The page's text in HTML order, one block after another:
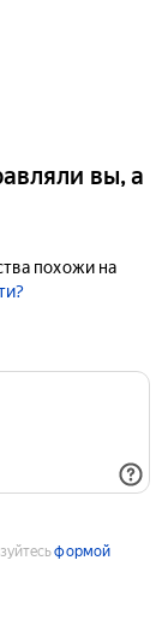
вы, а
похожи на
формой